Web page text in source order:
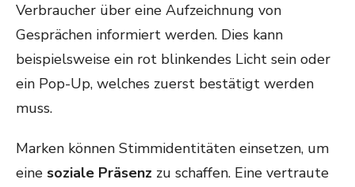
Verbraucher über eine Aufzeichnung von
Gesprächen informiert werden. Dies kann
beispielsweise ein rot blinkendes Licht sein oder
ein Pop-Up, welches zuerst bestätigt werden
muss.
Marken können Stimmidentitäten einsetzen, um
eine soziale Präsenz zu schaffen. Eine vertraute